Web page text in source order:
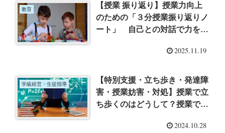
教育
【授業 振り返り】授業力向上
のための「３分授業振り返りノ
ート」 自己との対話で力をつ
を言語化する。」（荒木俊哉）
2025.11.19
学級経営・生徒指導
【特別支援・立ち歩き・発達障
害・授業妨害・対処】授業で立
ち歩くのはどうして？授業では
「発達が気になる子の教え方
2024.10.28